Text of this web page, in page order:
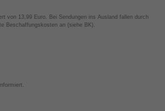
von 13,99 Euro. Bei Sendungen ins Ausland fallen durch
Beschaffungskosten an (siehe BK).